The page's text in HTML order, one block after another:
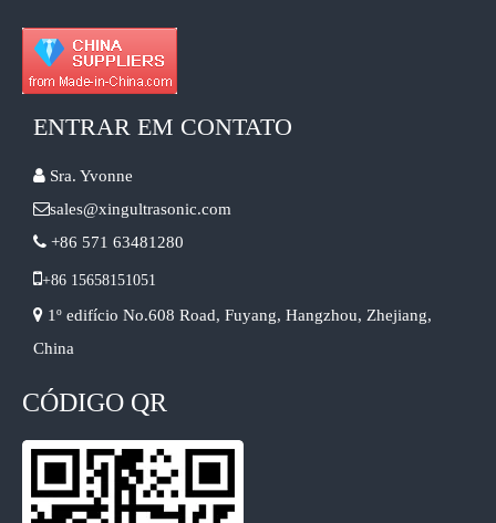
ENTRAR EM CONTATO
 Sra. Yvonne
sales@xingultrasonic.com
 +86 571 63481280
+86 15658151051
 1º edifício No.608 Road, Fuyang, Hangzhou, Zhejiang,
China
CÓDIGO QR